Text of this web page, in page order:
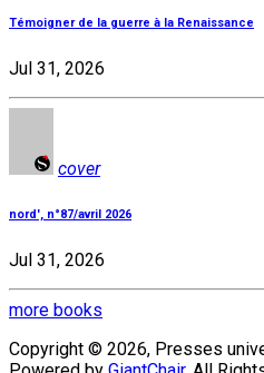
Témoigner de la guerre à la Renaissance
Jul 31, 2026
cover
nord', n°87/avril 2026
Jul 31, 2026
more books
Copyright © 2026, Presses